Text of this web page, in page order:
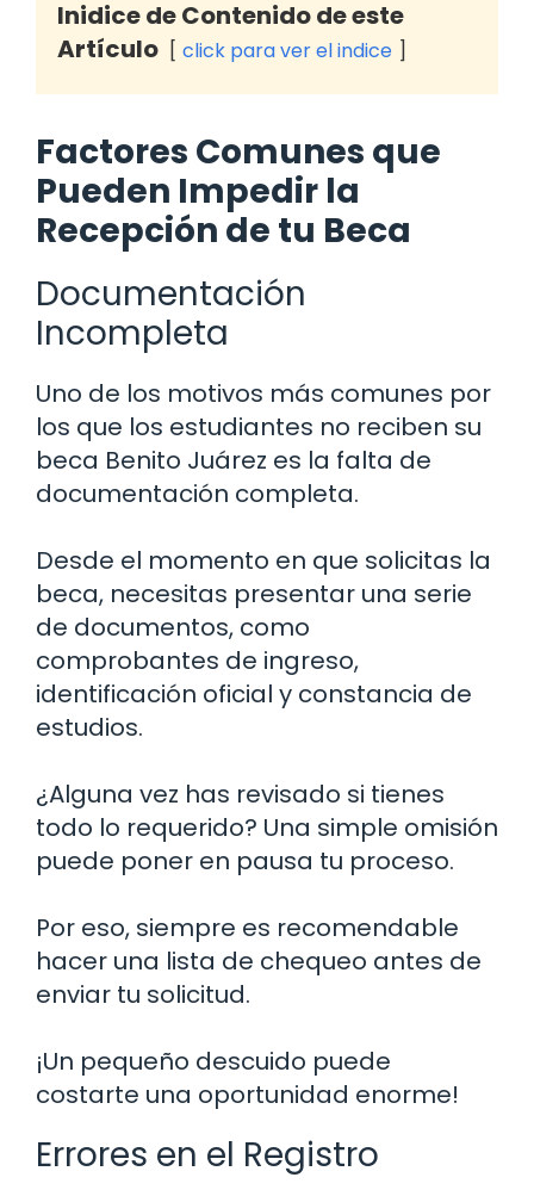
Inidice de Contenido de este
Artículo
click para ver el indice
Factores Comunes que
Pueden Impedir la
Recepción de tu Beca
Documentación
Incompleta
Uno de los motivos más comunes por
los que los estudiantes no reciben su
beca Benito Juárez es la falta de
documentación completa.
Desde el momento en que solicitas la
beca, necesitas presentar una serie
de documentos, como
comprobantes de ingreso,
identificación oficial y constancia de
estudios.
¿Alguna vez has revisado si tienes
todo lo requerido? Una simple omisión
puede poner en pausa tu proceso.
Por eso, siempre es recomendable
hacer una lista de chequeo antes de
enviar tu solicitud.
¡Un pequeño descuido puede
costarte una oportunidad enorme!
Errores en el Registro